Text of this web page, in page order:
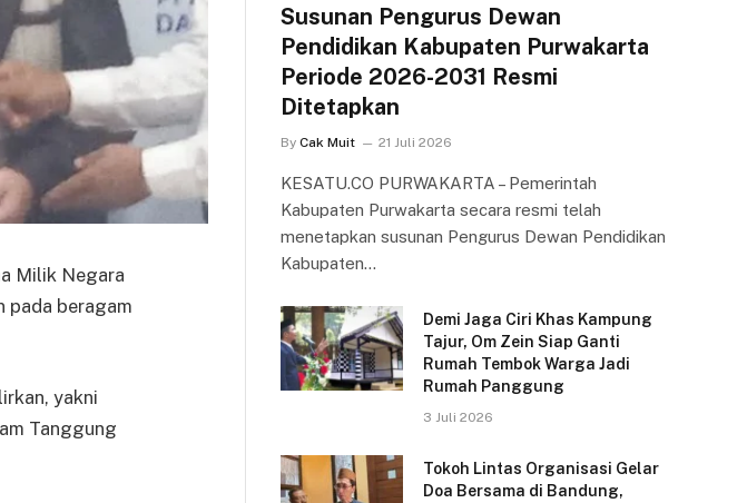
Milik Negara
pada beragam
yakni
Tanggung
Susunan Pengurus Dewan
Pendidikan Kabupaten Purwakarta
Periode 2026-2031 Resmi
Ditetapkan
By Cak Muit 21 Juli 2026
KESATU.CO PURWAKARTA – Pemerintah
Kabupaten Purwakarta secara resmi telah
menetapkan susunan Pengurus Dewan Pendidikan
Kabupaten…
Demi Jaga Ciri Khas Kampung
Tajur, Om Zein Siap Ganti
Rumah Tembok Warga Jadi
Rumah Panggung
3 Juli 2026
Tokoh Lintas Organisasi Gelar
Doa Bersama di Bandung,